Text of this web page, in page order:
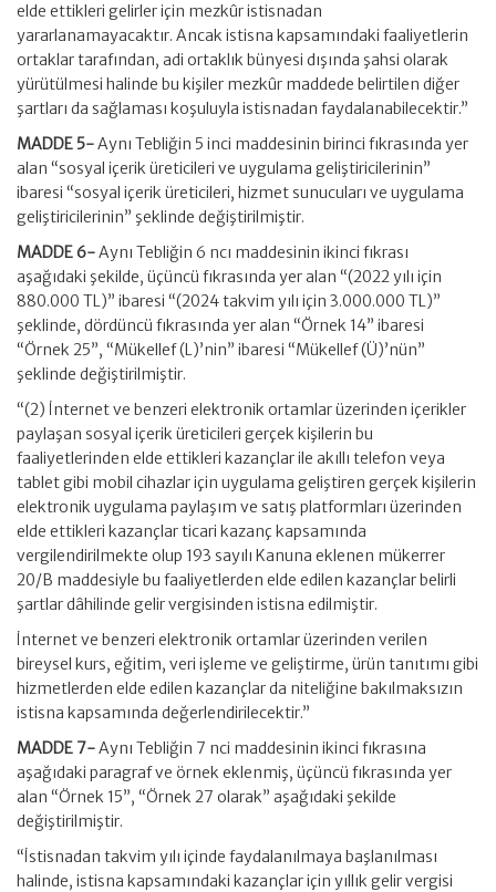
elde ettikleri gelirler için mezkûr istisnadan
yararlanamayacaktır. Ancak istisna kapsamındaki faaliyetlerin
ortaklar tarafından, adi ortaklık bünyesi dışında şahsi olarak
yürütülmesi halinde bu kişiler mezkûr maddede belirtilen diğer
şartları da sağlaması koşuluyla istisnadan faydalanabilecektir.”
MADDE 5-Aynı Tebliğin 5 inci maddesinin birinci fıkrasında yer
alan “sosyal içerik üreticileri ve uygulama geliştiricilerinin”
ibaresi “sosyal içerik üreticileri, hizmet sunucuları ve uygulama
geliştiricilerinin” şeklinde değiştirilmiştir.
MADDE 6-Aynı Tebliğin 6 ncı maddesinin ikinci fıkrası
aşağıdaki şekilde, üçüncü fıkrasında yer alan “(2022 yılı için
880.000 TL)” ibaresi “(2024 takvim yılı için 3.000.000 TL)”
şeklinde, dördüncü fıkrasında yer alan “Örnek 14” ibaresi
“Örnek 25”, “Mükellef (L)’nin” ibaresi “Mükellef (Ü)’nün”
şeklinde değiştirilmiştir.
“(2) İnternet ve benzeri elektronik ortamlar üzerinden içerikler
paylaşan sosyal içerik üreticileri gerçek kişilerin bu
faaliyetlerinden elde ettikleri kazançlar ile akıllı telefon veya
tablet gibi mobil cihazlar için uygulama geliştiren gerçek kişilerin
elektronik uygulama paylaşım ve satış platformları üzerinden
elde ettikleri kazançlar ticari kazanç kapsamında
vergilendirilmekte olup 193 sayılı Kanuna eklenen mükerrer
20/B maddesiyle bu faaliyetlerden elde edilen kazançlar belirli
şartlar dâhilinde gelir vergisinden istisna edilmiştir.
İnternet ve benzeri elektronik ortamlar üzerinden verilen
bireysel kurs, eğitim, veri işleme ve geliştirme, ürün tanıtımı gibi
hizmetlerden elde edilen kazançlar da niteliğine bakılmaksızın
istisna kapsamında değerlendirilecektir.”
MADDE 7-Aynı Tebliğin 7 nci maddesinin ikinci fıkrasına
aşağıdaki paragraf ve örnek eklenmiş, üçüncü fıkrasında yer
alan “Örnek 15”, “Örnek 27 olarak” aşağıdaki şekilde
değiştirilmiştir.
“İstisnadan takvim yılı içinde faydalanılmaya başlanılması
halinde, istisna kapsamındaki kazançlar için yıllık gelir vergisi